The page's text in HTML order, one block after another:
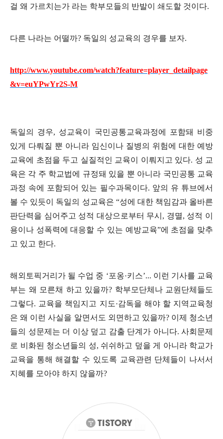
걸 왜 가르치는가 라는 학부모들의 반발이 쇄도할 것이다.
다른 나라는 어떨까? 독일의 성교육의 경우를 보자.
http://www.youtube.com/watch?feature=player_detailpage
&v=euYPwYr2S-M
독일의 경우, 성교육이 국민공통교육과정에 포함돼 비중
있게 다뤄질 뿐 아니라 임신이나 질병의 위험에 대한 예방
교육에 초점을 두고 실질적인 교육이 이뤄지고 있다. 성 교
육은 각 주 학교법에 규정돼 있을 뿐 아니라 국민공통 교육
과정 속에 포함되어 있는 필수과목이다. 앞의 유 튜브에서
볼 수 있듯이 독일의 성교육은 “성에 대한 책임감과 올바른
판단력을 심어주고 성적 대상으로부터 무시 , 경멸, 성적 이
용이나 성폭력에 대응할 수 있는 예방교육”에 초점을 맞추
고 있고 한다.
해외토픽거리가 될 수업 중 ‘포옹·키스’... 이런 기사를 교육
부는 왜 모른채 하고 있을까? 학부모단체나 교원단체들도
그렇다. 교육을 책임지고 지도·감독을 해야 할 지역교육청
은 왜 이런 사실을 알면서도 외면하고 있을까? 이제 청소년
들의 성문제는 더 이상 덮고 감출 단계가 아니다. 사회문제
로 비화된 청소년들의 성, 쉬쉬하고 덮을 게 아니라 학교가
교육을 통해 해결할 수 있도록 교육관련 단체들이 나서서
지혜를 모아야 하지 않을까?